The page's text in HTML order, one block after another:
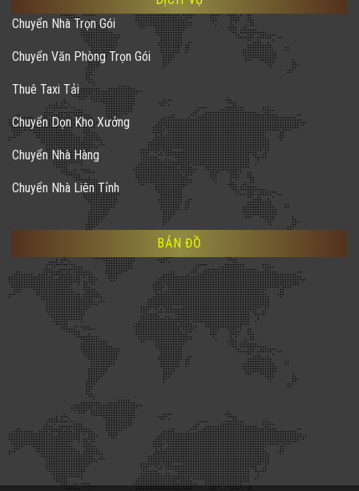
Chuyển Nhà Trọn Gói
Chuyển Văn Phòng Trọn Gói
Thuê Taxi Tải
Chuyển Dọn Kho Xưởng
Chuyển Nhà Hàng
Chuyển Nhà Liên Tỉnh
BẢN ĐỒ